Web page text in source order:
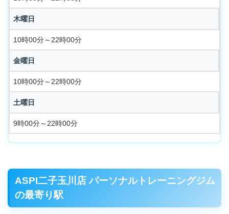
木曜日
10時00分～22時00分
金曜日
10時00分～22時00分
土曜日
9時00分～22時00分
ASPI二子玉川店 パーソナルトレーニングジム
の最寄り駅